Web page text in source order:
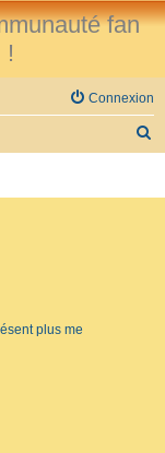
fan
!
Connexion
plus me